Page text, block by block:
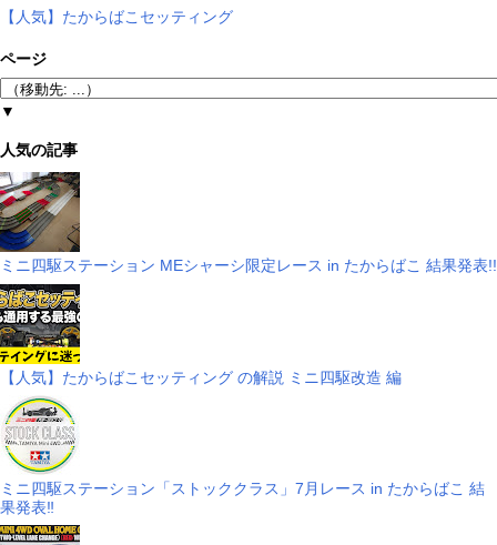
【人気】たからばこセッティング
ページ
▼
人気の記事
ミニ四駆ステーション MEシャーシ限定レース in たからばこ 結果発表!!
【人気】たからばこセッティング の解説 ミニ四駆改造 編
ミニ四駆ステーション「ストッククラス」7月レース in たからばこ 結
果発表‼